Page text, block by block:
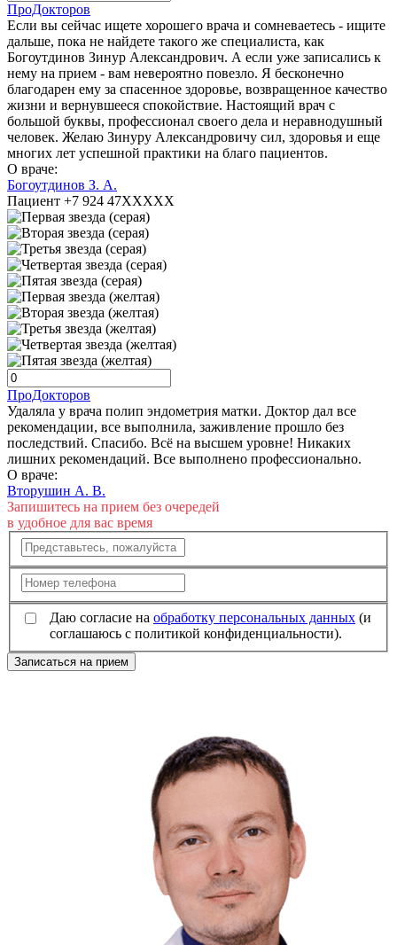
ПроДокторов
Если вы сейчас ищете хорошего врача и сомневаетесь - ищите
дальше, пока не найдете такого же специалиста, как
Богоутдинов Зинур Александрович. А если уже записались к
нему на прием - вам невероятно повезло. Я бесконечно
благодарен ему за спасенное здоровье, возвращенное качество
жизни и вернувшееся спокойствие. Настоящий врач с
большой буквы, профессионал своего дела и неравнодушный
человек. Желаю Зинуру Александровичу сил, здоровья и еще
многих лет успешной практики на благо пациентов.
О враче:
Богоутдинов З. А.
Пациент +7 924 47XXXXX
ПроДокторов
Удаляла у врача полип эндометрия матки. Доктор дал все
рекомендации, все выполнила, заживление прошло без
последствий. Спасибо. Всё на высшем уровне! Никаких
лишних рекомендаций. Все выполнено профессионально.
О враче:
Вторушин А. В.
Запишитесь на прием без очередей
в удобное для вас время
Даю согласие на обработку персональных данных (и
соглашаюсь с политикой конфиденциальности).
Записаться на прием